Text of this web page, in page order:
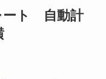
ート 自動計